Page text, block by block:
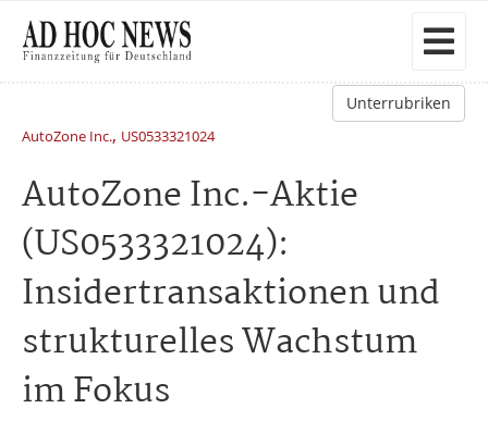
Unterrubriken
AutoZone Inc., US0533321024
AutoZone Inc.-Aktie
(US0533321024):
Insidertransaktionen und
strukturelles Wachstum
im Fokus